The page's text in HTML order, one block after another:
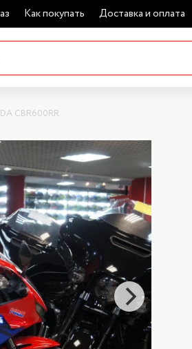
Как покупать Доставка и оплата
CBR600RR